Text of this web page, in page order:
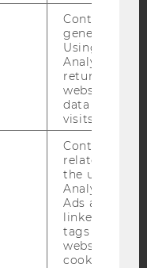
Bluesky
WEBSEITE
SOCIAL MEDIA
STUDIERENDE
Contains a
generated
Using this
Analytics can
returning
website and
data from
visits.
Contains
related
the user. If
Analytics and
Ads accounts
linked, the
tags on the
website read
cookie.